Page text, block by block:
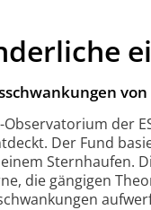
Observatorium der
Der Fund
Sternhaufen.
die gängigen